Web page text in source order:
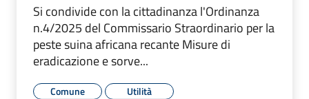
Si condivide con la cittadinanza l'Ordinanza
n.4/2025 del Commissario Straordinario per la
peste suina africana recante Misure di
eradicazione e sorve...
Comune Utilità